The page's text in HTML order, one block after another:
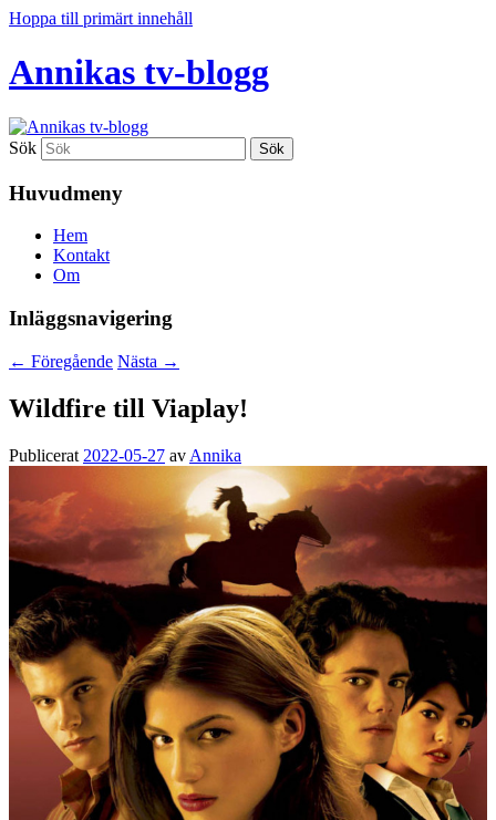
Hoppa till primärt innehåll
Annikas tv-blogg
Sök
Huvudmeny
Hem
Kontakt
Om
Inläggsnavigering
← Föregående Nästa →
Wildfire till Viaplay!
Publicerat 2022-05-27 av Annika